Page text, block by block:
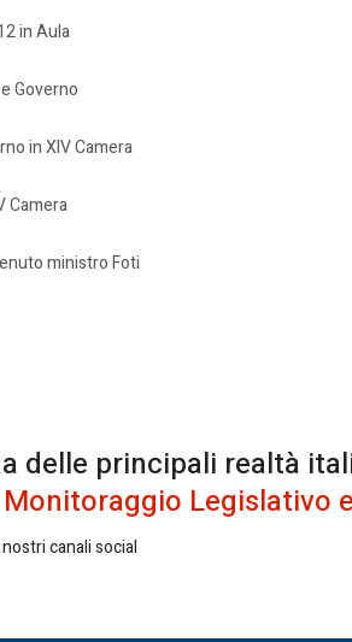
in Aula
Governo
in XIV Camera
Camera
ministro Foti
delle principali realtà
Monitoraggio Legislativo
canali social